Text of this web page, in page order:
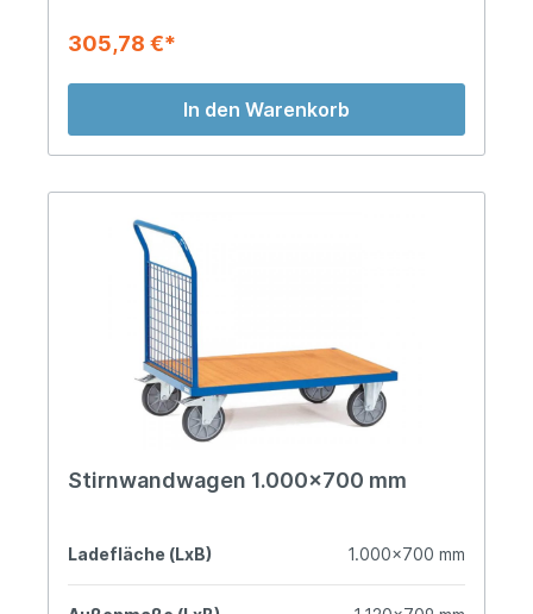
305,78 €*
In den Warenkorb
Stirnwandwagen 1.000x700 mm
Ladefläche (LxB) 1.000x700 mm